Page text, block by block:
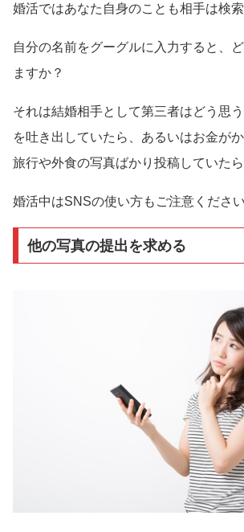
婚活ではあなた自身のことも相手は検索
自分の名前をグーグルに入力すると、
ますか？
それは結婚相手として第三者はどう思
を吐き出していたら、あるいはお金が
旅行や外食の写真ばかり投稿していたら
婚活中はSNSの使い方もご注意ください
他の写真の提出を求める